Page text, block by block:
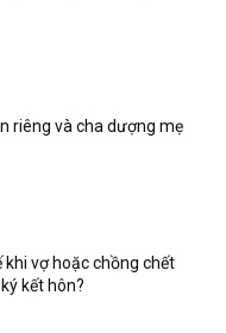
riêng và cha dượng mẹ
khi vợ hoặc chồng chết
kết hôn?